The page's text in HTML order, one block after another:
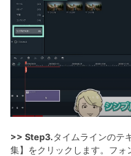
>> Step3. タイムラインのテ
集】をクリックします。フォ